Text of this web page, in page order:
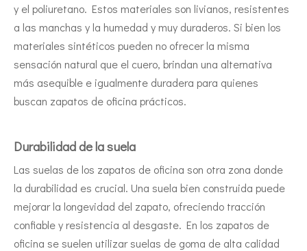
y el poliuretano. Estos materiales son livianos, resistentes
a las manchas y la humedad y muy duraderos. Si bien los
materiales sintéticos pueden no ofrecer la misma
sensación natural que el cuero, brindan una alternativa
más asequible e igualmente duradera para quienes
buscan zapatos de oficina prácticos.
Durabilidad de la suela
Las suelas de los zapatos de oficina son otra zona donde
la durabilidad es crucial. Una suela bien construida puede
mejorar la longevidad del zapato, ofreciendo tracción
confiable y resistencia al desgaste. En los zapatos de
oficina se suelen utilizar suelas de goma de alta calidad